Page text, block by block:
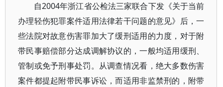
自2004年浙江省公检法三家联合下发《关于当前
办理轻伤犯罪案件适用法律若干问题的意见》后，一
些法院对故意伤害罪加大了缓刑适用的力度，对于附
带民事赔偿部分达成调解协议的，一般均适用缓刑、
管制或免予刑事处罚。从调查情况看，绝大多数伤害
案件都提起附带民事诉讼，而适用非监禁刑的，附带